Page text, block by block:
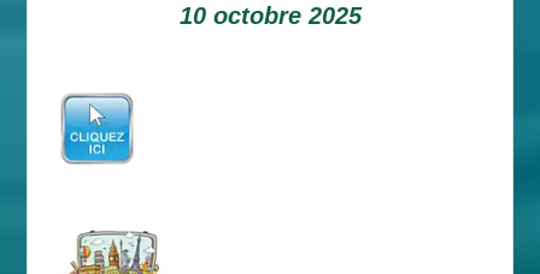
10 octobre 2025